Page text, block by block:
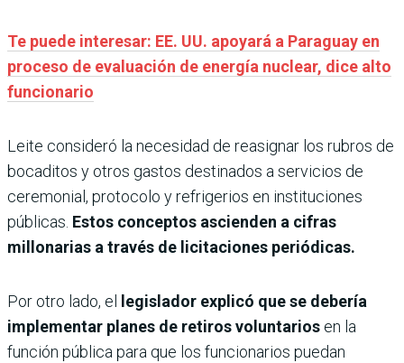
Te puede interesar: EE. UU. apoyará a Paraguay en
proceso de evaluación de energía nuclear, dice alto
funcionario
Leite consideró la necesidad de reasignar los rubros de
bocaditos y otros gastos destinados a servicios de
ceremonial, protocolo y refrigerios en instituciones
públicas. Estos conceptos ascienden a cifras
millonarias a través de licitaciones periódicas.
Por otro lado, el
legislador explicó que se debería
implementar planes de retiros voluntarios en la
función pública para que los funcionarios puedan